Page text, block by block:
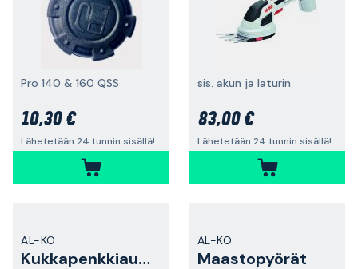
Pro 140 & 160 QSS
10,30 €
Lähetetään 24 tunnin sisällä!
sis. akun ja laturin
83,00 €
Lähetetään 24 tunnin sisällä!
AL-KO
Kukkapenkkiaura
AL-KO
Maastopyörät